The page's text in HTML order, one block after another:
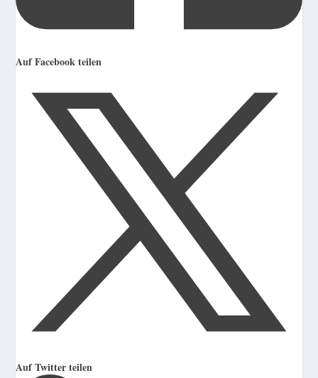
Auf Facebook teilen
Auf Twitter teilen